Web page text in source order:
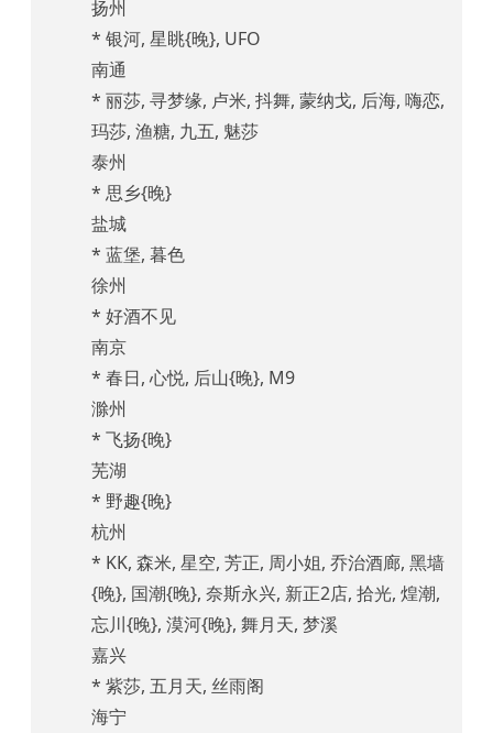
扬州
* 银河, 星眺{晚}, UFO
南通
* 丽莎, 寻梦缘, 卢米, 抖舞, 蒙纳戈, 后海, 嗨恋,
玛莎, 渔糖, 九五, 魅莎
泰州
* 思乡{晚}
盐城
* 蓝堡, 暮色
徐州
* 好酒不见
南京
* 春日, 心悦, 后山{晚}, M9
滁州
* 飞扬{晚}
芜湖
* 野趣{晚}
杭州
* KK, 森米, 星空, 芳正, 周小姐, 乔治酒廊, 黑墙
{晚}, 国潮{晚}, 奈斯永兴, 新正2店, 拾光, 煌潮,
忘川{晚}, 漠河{晚}, 舞月天, 梦溪
嘉兴
* 紫莎, 五月天, 丝雨阁
海宁